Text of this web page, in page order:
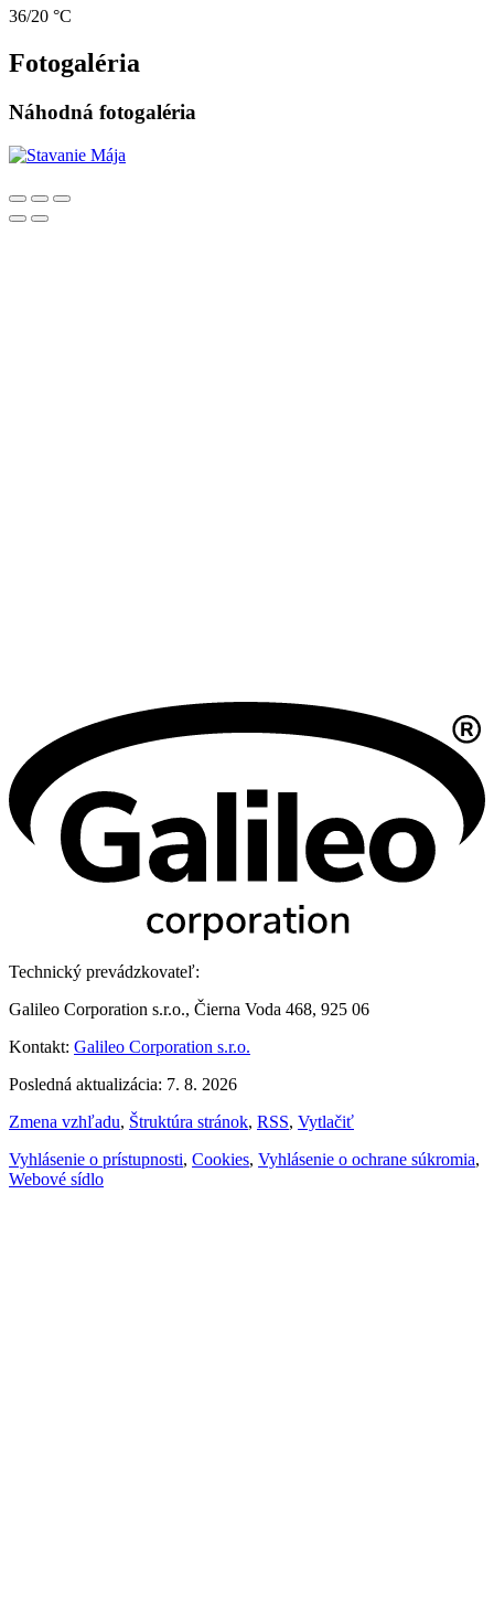
36/20 °C
Fotogaléria
Náhodná fotogaléria
Technický prevádzkovateľ:
Galileo Corporation s.r.o., Čierna Voda 468, 925 06
Kontakt: Galileo Corporation s.r.o.
Posledná aktualizácia: 7. 8. 2026
Zmena vzhľadu, Štruktúra stránok, RSS, Vytlačiť
Vyhlásenie o prístupnosti, Cookies, Vyhlásenie o ochrane súkromia,
Webové sídlo